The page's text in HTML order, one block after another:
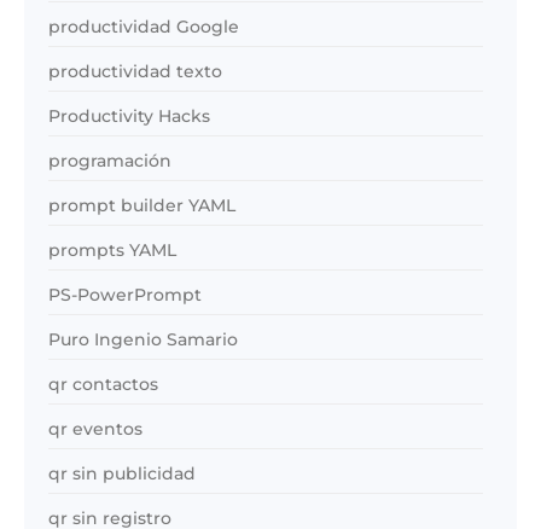
productividad Google
productividad texto
Productivity Hacks
programación
prompt builder YAML
prompts YAML
PS-PowerPrompt
Puro Ingenio Samario
qr contactos
qr eventos
qr sin publicidad
qr sin registro